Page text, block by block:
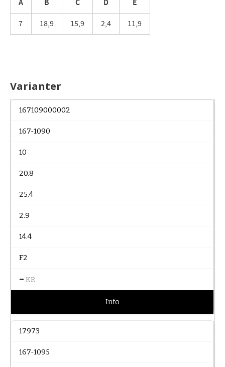
A B C D E
7 18,9 15,9 2,4 11,9
Varianter
167109000002
167-1090
10
20.8
25.4
2.9
14.4
F2
– KR
Info
17973
167-1095